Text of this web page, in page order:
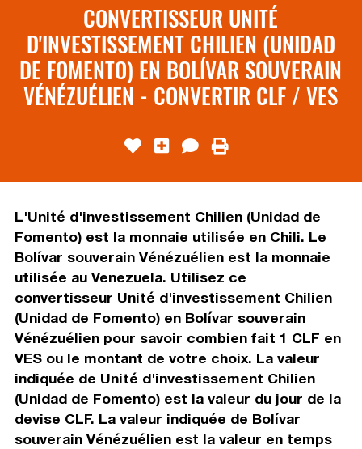
CONVERTISSEUR UNITÉ
D'INVESTISSEMENT CHILIEN (UNIDAD
DE FOMENTO) EN BOLÍVAR SOUVERAIN
VÉNÉZUÉLIEN - CONVERTIR CLF / VES
L'Unité d'investissement Chilien (Unidad de
Fomento) est la monnaie utilisée en Chili. Le
Bolívar souverain Vénézuélien est la monnaie
utilisée au Venezuela. Utilisez ce
convertisseur Unité d'investissement Chilien
(Unidad de Fomento) en Bolívar souverain
Vénézuélien pour savoir combien fait 1 CLF en
VES ou le montant de votre choix. La valeur
indiquée de Unité d'investissement Chilien
(Unidad de Fomento) est la valeur du jour de la
devise CLF. La valeur indiquée de Bolívar
souverain Vénézuélien est la valeur en temps